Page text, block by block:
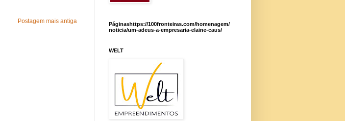
Postagem mais antiga
Páginashttps://100fronteiras.com/homenagem/
noticia/um-adeus-a-empresaria-elaine-caus/
WELT